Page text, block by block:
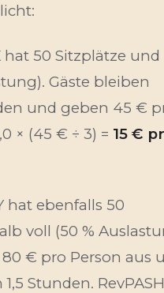
hat 50 Sitzplätze und
Gäste bleiben
und geben 45 €
× (45 € ÷ 3) = 15 €
hat ebenfalls 50
voll (50 %
€ pro Person aus
Stunden.